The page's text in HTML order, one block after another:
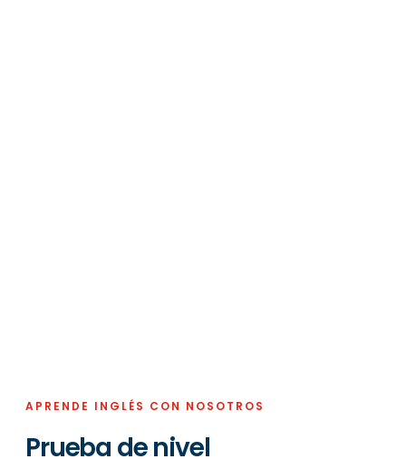
APRENDE INGLÉS CON NOSOTROS
Prueba de nivel